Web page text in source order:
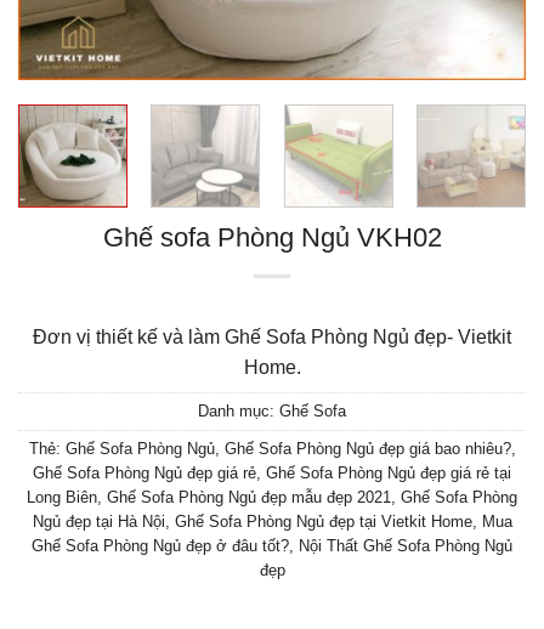
Ghế sofa Phòng Ngủ VKH02
Đơn vị thiết kế và làm Ghế Sofa Phòng Ngủ đẹp- Vietkit
Home.
Danh mục: Ghế Sofa
Thẻ: Ghế Sofa Phòng Ngủ, Ghế Sofa Phòng Ngủ đẹp giá bao nhiêu?,
Ghế Sofa Phòng Ngủ đẹp giá rẻ Ghế Sofa Phòng Ngủ đẹp giá rẻ tại
Long Biên Ghế Sofa Phòng Ngủ đẹp mẫu đẹp 2021
Ghế Sofa Phòng
Ngủ đẹp tại Hà Nội Ghế Sofa Phòng Ngủ đẹp tại Vietkit Home, Mua
Ghế Sofa Phòng Ngủ đẹp ở đâu tốt? Nội Thất Ghế Sofa Phòng Ngủ
đẹp